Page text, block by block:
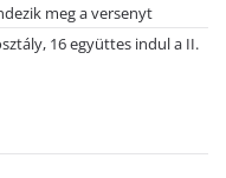
meg a versenyt
16 együttes indul a II.